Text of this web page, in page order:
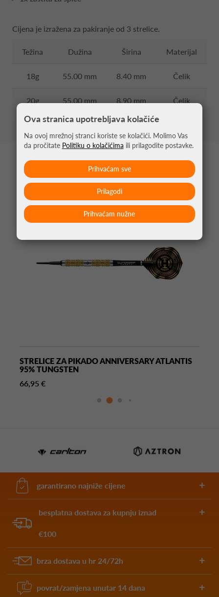
Cijena je izražena za pakiranje od 3 strelice.
Težina Dužina Širina Materijal
18g 55.00 mm 8.40 mm Čelik
20g 55.00 mm 8.90 mm Čelik
MOŽDA VAS ZANIMA
STRELICE ZA PIKADO ANNIVERSARY ATLANTIS
95% TUNGSTEN
66,95 €
garantirano najniže cijene
besplatna dostava za kupnju iznad
€100
brza dostava u hr 24/72h
povrat/zamjena unutar 14 dana
Ova stranica upotrebljava kolačiće
Na ovoj mrežnoj stranci koriste se kolačići. Molimo Vas
da pročitate Politiku o kolačićima ili prilagodite postavke.
Prihvaćam nužne
Prilagodi
Prihvaćam sve